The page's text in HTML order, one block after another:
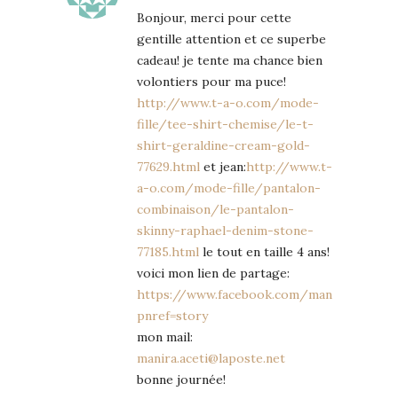
Bonjour, merci pour cette
gentille attention et ce superbe
cadeau! je tente ma chance bien
volontiers pour ma puce!
http://www.t-a-o.com/mode-
fille/tee-shirt-chemise/le-t-
shirt-geraldine-cream-gold-
77629.html et jean:http://www.t-
a-o.com/mode-fille/pantalon-
combinaison/le-pantalon-
skinny-raphael-denim-stone-
77185.html le tout en taille 4 ans!
voici mon lien de partage:
https://www.facebook.com/manou.haley/
pnref=story
mon mail:
manira.aceti@laposte.net
bonne journée!